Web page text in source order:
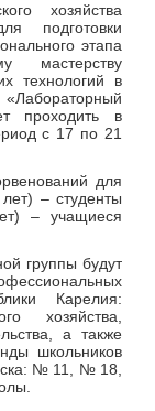
хозяйства
подготовки
этапа
мастерству
технологий в
проходить в
с 17 по 21
для
– студенты
– учащиеся
группы будут
Карелия:
хозяйства,
а также
школьников
№ 11, № 18,